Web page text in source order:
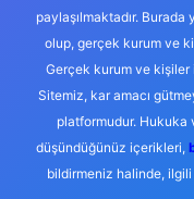
paylaşılmaktadır.
olup, gerçek kurum ve
Gerçek kurum ve
Sitemiz, kar amacı
platformudur. Hukuka
düşündüğünüz içerikleri,
bildirmeniz halinde,